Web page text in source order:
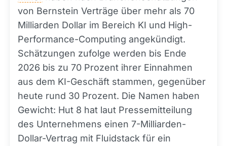
von Bernstein Verträge über mehr als 70
Milliarden Dollar im Bereich KI und High-
Performance-Computing angekündigt.
Schätzungen zufolge werden bis Ende
2026 bis zu 70 Prozent ihrer Einnahmen
aus dem KI-Geschäft stammen, gegenüber
heute rund 30 Prozent. Die Namen haben
Gewicht: Hut 8 hat laut Pressemitteilung
des Unternehmens einen 7-Milliarden-
Dollar-Vertrag mit Fluidstack für ein